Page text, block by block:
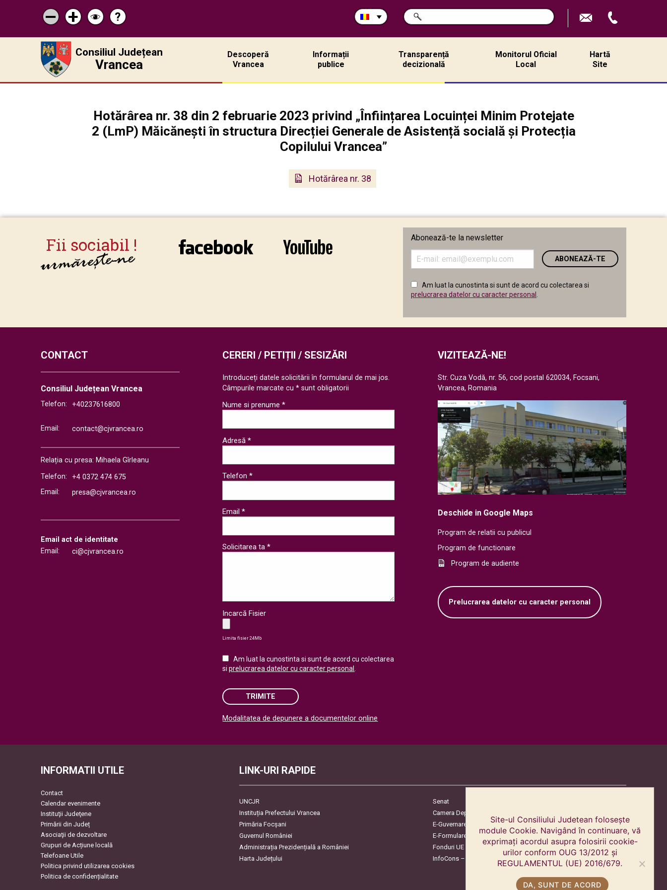
Micșorează
scrisul
Mărește
scrisul
Schimbă
contrastul
Pagina
de
ajutor
?
Caută
în
CAUTĂ
Consiliul Județean
Vrancea
Descoperă
Vrancea
Informații
publice
Transparență
decizională
Monitorul Oficial
Local
Hartă
Site
Hotărârea nr. 38 din 2 februarie 2023 privind „Înființarea Locuinței Minim Protejate
2 (LmP) Măicănești în structura Direcției Generale de Asistență socială și Protecția
Copilului Vrancea”
Hotărârea nr. 38
Abonează-te la newsletter
adresa
email
în
câmpul
Am luat la cunostinta si sunt de acord cu colectarea si
prelucrarea datelor cu caracter personal .
CONTACT
Consiliul Județean Vrancea
Telefon: +40237616800
Email: contact@cjvrancea.ro
Relația cu presa: Mihaela Gîrleanu
Telefon:
+4 0372 474 675
Email:
presa@cjvrancea.ro
Email act de identitate
Email:
ci@cjvrancea.ro
VIZITEAZĂ-NE!
Str. Cuza Vodă, nr. 56, cod postal 620034, Focsani,
Vrancea, Romania
Deschide in Google Maps
Program de relatii cu publicul
Program de functionare
Program de audiente
Prelucrarea datelor cu caracter personal
CERERI / PETIȚII / SESIZĂRI
Introduceți datele solicitării în formularul de mai jos.
Câmpurile marcate cu * sunt obligatorii
Nume si prenume *
Adresă *
Telefon *
Email *
Solicitarea ta *
Incarcă Fisier
Limita fisier 24Mb
Am luat la cunostinta si sunt de acord cu colectarea
siprelucrarea datelor cu caracter personal.
TRIMITE
Modalitatea de depunere a documentelor online
INFORMATII UTILE
Contact
Calendar evenimente
Instituţii Judeţene
Primării din Județ
Asociaţii de dezvoltare
Grupuri de Acțiune locală
Telefoane Utile
Politica privind utilizarea cookies
Politica de confidențialitate
LINK-URI RAPIDE
UNCJR
Senat
Instituția Prefectului Vrancea
Camera Deputaților
Primăria Focşani
E-Guvernare
Guvernul României
E-Formulare
Administrația Prezidențială a României
Fonduri UE
Harta Județului
InfoCons – Protecția Consumatorilor
Site-ul Consiliului Judetean folosește
module Cookie. Navigând în continuare, vă
exprimați acordul asupra folosirii cookie-
urilor conform OUG 13/2012 și
REGULAMENTUL (UE) 2016/679.
DA, SUNT DE ACORD